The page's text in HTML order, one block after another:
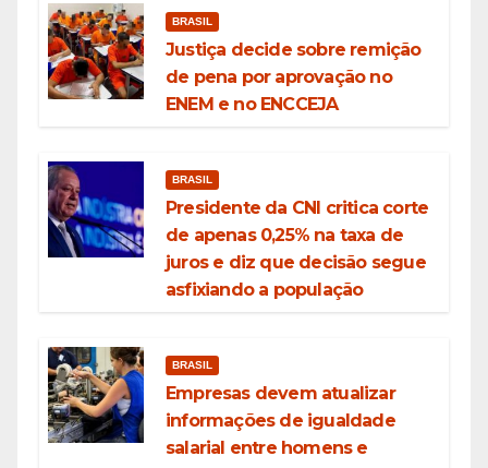
BRASIL
Justiça decide sobre remição
de pena por aprovação no
ENEM e no ENCCEJA
BRASIL
Presidente da CNI critica corte
de apenas 0,25% na taxa de
juros e diz que decisão segue
asfixiando a população
BRASIL
Empresas devem atualizar
informações de igualdade
salarial entre homens e